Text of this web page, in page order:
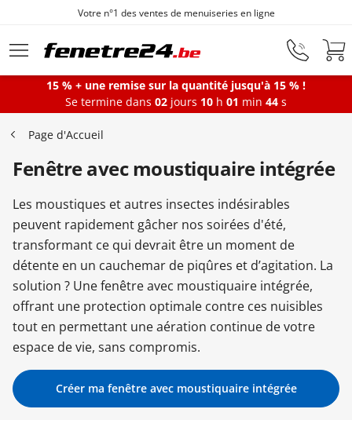
Aller au contenu principal
Votre n°1 des ventes de menuiseries en ligne
Fenêtres
Portes-fenêtres
Baies vitrées
Portes d'entrée
Protections solaires
Garages & Carports
15 % + une remise sur la quantité jusqu'à 15 % !
Se termine dans 02 jours 10 h 01 min 44 s
Page d'Accueil
Fenêtre avec moustiquaire intégrée
Les moustiques et autres insectes indésirables
peuvent rapidement gâcher nos soirées d'été,
transformant ce qui devrait être un moment de
détente en un cauchemar de piqûres et d’agitation. La
solution ? Une fenêtre avec moustiquaire intégrée,
offrant une protection optimale contre ces nuisibles
tout en permettant une aération continue de votre
espace de vie, sans compromis.
Créer ma fenêtre avec moustiquaire intégrée